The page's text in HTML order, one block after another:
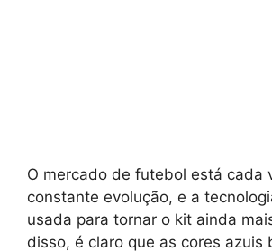
O mercado de futebol está cada
constante evolução, e a
usada para tornar o kit ainda
disso, é claro que as cores azuis